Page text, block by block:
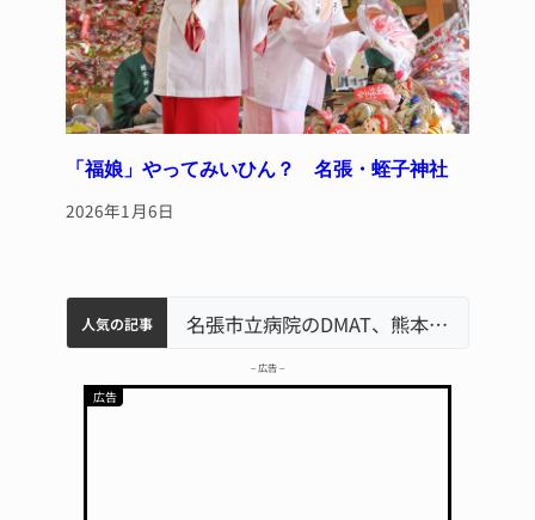
「福娘」やってみいひん？ 名張・蛭子神社
2026年1月6日
人気の記事
名張市水道料金47％値上げへ 答申案、審議会で大筋まとまる
器物損壊容疑で83歳女逮捕 伊賀署
中学校の陶壁モニュメント 地元建設会社がボランティアで清掃 伊賀 名張市立病院のDMAT、熊本地震の被災地へ 能登以来3回目の派遣
– 広告 –